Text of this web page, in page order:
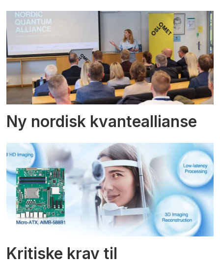
Ny nordisk kvanteallianse
Kritiske krav til